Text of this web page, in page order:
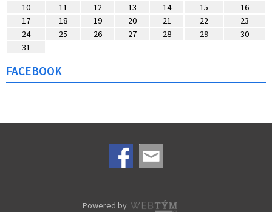
10
11 12 13 14 15
16
17
18 19 20 21 22
23
24
25 26 27 28 29
30
31
FACEBOOK
Powered by